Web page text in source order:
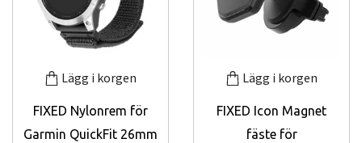
Lägg i korgen
FIXED Nylonrem för
Garmin QuickFit 26mm
Lägg i korgen
FIXED Icon Magnet
fäste för